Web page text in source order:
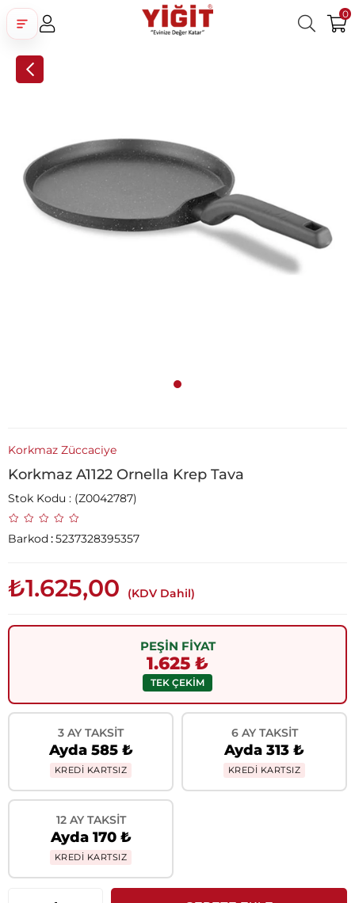
0
Korkmaz Züccaciye
Korkmaz A1122 Ornella Krep Tava
Stok Kodu (Z0042787)
Barkod:5237328395357
₺1.625,00 (KDV Dahil)
PEŞİN FİYAT
1.625 ₺
TEK ÇEKİM
3 AY TAKSIT
Ayda 585 ₺
KREDİ KARTSIZ
6 AY TAKSIT
Ayda 313 ₺
KREDİ KARTSIZ
12 AY TAKSIT
Ayda 170 ₺
KREDİ KARTSIZ